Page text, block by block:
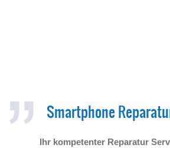
Smartphone
Ihr kompetenter Reparatur